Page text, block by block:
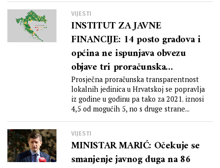
VIJESTI
INSTITUT ZA JAVNE
FINANCIJE: 14 posto gradova i
općina ne ispunjava obvezu
objave tri proračunska
dokumenta
Prosječna proračunska transparentnost
lokalnih jedinica u Hrvatskoj se popravlja
iz godine u godinu pa tako za 2021. iznosi
4,5 od mogućih 5, no s druge strane...
VIJESTI
MINISTAR MARIĆ: Očekuje se
smanjenje javnog duga na 86